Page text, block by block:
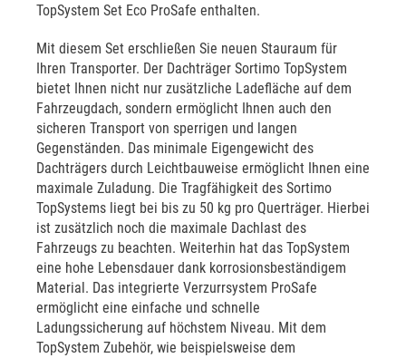
TopSystem Set Eco ProSafe enthalten.
Mit diesem Set erschließen Sie neuen Stauraum für
Ihren Transporter. Der Dachträger Sortimo TopSystem
bietet Ihnen nicht nur zusätzliche Ladefläche auf dem
Fahrzeugdach, sondern ermöglicht Ihnen auch den
sicheren Transport von sperrigen und langen
Gegenständen. Das minimale Eigengewicht des
Dachträgers durch Leichtbauweise ermöglicht Ihnen eine
maximale Zuladung. Die Tragfähigkeit des Sortimo
TopSystems liegt bei bis zu 50 kg pro Querträger. Hierbei
ist zusätzlich noch die maximale Dachlast des
Fahrzeugs zu beachten. Weiterhin hat das TopSystem
eine hohe Lebensdauer dank korrosionsbeständigem
Material. Das integrierte Verzurrsystem ProSafe
ermöglicht eine einfache und schnelle
Ladungssicherung auf höchstem Niveau. Mit dem
TopSystem Zubehör, wie beispielsweise dem